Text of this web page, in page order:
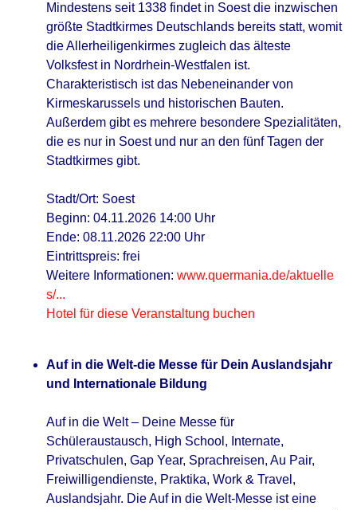
Mindestens seit 1338 findet in Soest die inzwischen
größte Stadtkirmes Deutschlands bereits statt, womit
die Allerheiligenkirmes zugleich das älteste
Volksfest in Nordrhein-Westfalen ist.
Charakteristisch ist das Nebeneinander von
Kirmeskarussels und historischen Bauten.
Außerdem gibt es mehrere besondere Spezialitäten,
die es nur in Soest und nur an den fünf Tagen der
Stadtkirmes gibt.
Stadt/Ort: Soest
Beginn: 04.11.2026 14:00 Uhr
Ende: 08.11.2026 22:00 Uhr
Eintrittspreis: frei
Weitere Informationen: www.quermania.de/aktuelle
s/...
Hotel für diese Veranstaltung buchen
Auf in die Welt-die Messe für Dein Auslandsjahr
und Internationale Bildung
Auf in die Welt – Deine Messe für
Schüleraustausch, High School, Internate,
Privatschulen, Gap Year, Sprachreisen, Au Pair,
Freiwilligendienste, Praktika, Work & Travel,
Auslandsjahr. Die Auf in die Welt-Messe ist eine